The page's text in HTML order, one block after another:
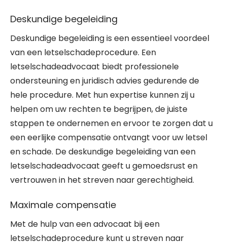
Deskundige begeleiding
Deskundige begeleiding is een essentieel voordeel
van een letselschadeprocedure. Een
letselschadeadvocaat biedt professionele
ondersteuning en juridisch advies gedurende de
hele procedure. Met hun expertise kunnen zij u
helpen om uw rechten te begrijpen, de juiste
stappen te ondernemen en ervoor te zorgen dat u
een eerlijke compensatie ontvangt voor uw letsel
en schade. De deskundige begeleiding van een
letselschadeadvocaat geeft u gemoedsrust en
vertrouwen in het streven naar gerechtigheid.
Maximale compensatie
Met de hulp van een advocaat bij een
letselschadeprocedure kunt u streven naar